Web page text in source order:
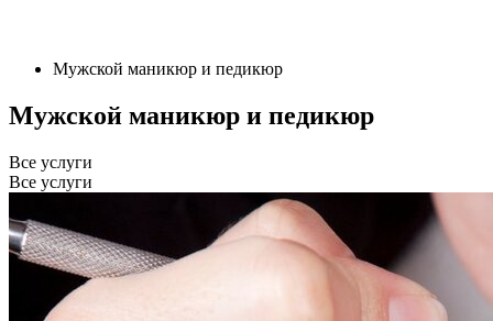
Мужской маникюр и педикюр
Мужской маникюр и педикюр
Все услуги
Все услуги